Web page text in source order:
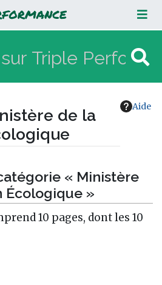
Transition
Aide
de la
« Ministère
Écologique »
10 pages, dont les 10